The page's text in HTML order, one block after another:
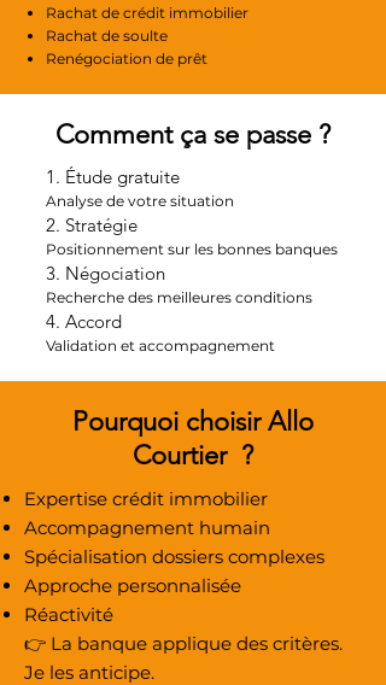
Rachat de crédit immobilier
Rachat de soulte
Renégociation de prêt
Comment ça se passe ?
1. Étude gratuite
Analyse de votre situation
2. Stratégie
Positionnement sur les bonnes banques
3. Négociation
Recherche des meilleures conditions
4. Accord
Validation et accompagnement
Pourquoi choisir Allo
Courtier ?
Expertise crédit immobilier
Accompagnement humain
Spécialisation dossiers complexes
Approche personnalisée
Réactivité
👉 La banque applique des critères.
Je les anticipe.